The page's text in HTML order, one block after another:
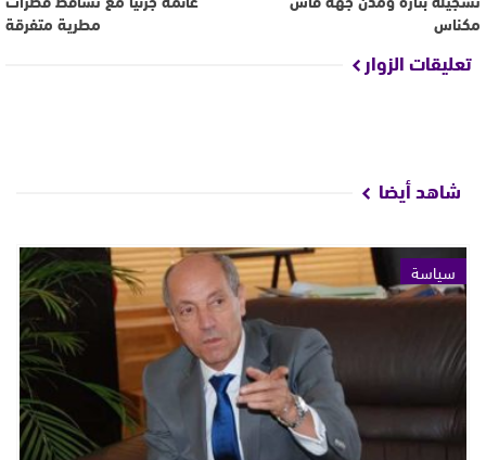
مكناس مطرية متفرقة
تعليقات الزوار
شاهد أيضا
سياسة